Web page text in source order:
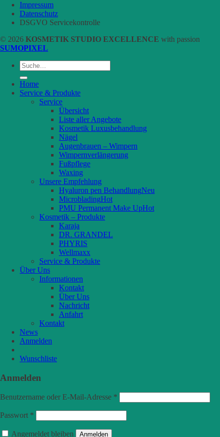
Impressum
Datenschutz
DSGVO Servicekontrolle
© 2026 KOSMETIK STUDIO EXCELLENCE with passion
SUMOPIXEL
Suche
nach:
Home
Service & Produkte
Service
Übersicht
Liste aller Angebote
Kosmetik Luxusbehandlung
Nägel
Augenbrauen – Wimpern
Wimpernverlängerung
Fußpflege
Waxing
Unsere Empfehlung
Hyaluron pen Behandlung
Microblading
PMU Permanent Make Up
Kosmetik – Produkte
Karaja
DR. GRANDEL
PHYRIS
Wellmaxx
Service & Produkte
Über Uns
Informationen
Kontakt
Über Uns
Nachricht
Anfahrt
Kontakt
News
Anmelden
Wunschliste
Anmelden
Benutzername oder E-Mail-Adresse *
Passwort *
Angemeldet bleiben Anmelden